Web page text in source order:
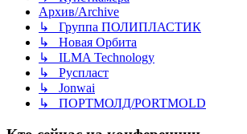
Архив/Archive
↳ Группа ПОЛИПЛАСТИК
↳ Новая Орбита
↳ ILMA Technology
↳ Руспласт
↳ Jonwai
↳ ПОРТМОЛД/PORTMOLD